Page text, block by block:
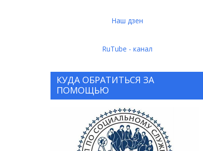
Наш дзен
RuTube - канал
КУДА ОБРАТИТЬСЯ ЗА
ПОМОЩЬЮ